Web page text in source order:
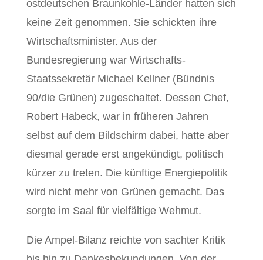
ostdeutschen Braunkohle-Länder hatten sich
keine Zeit genommen. Sie schickten ihre
Wirtschaftsminister. Aus der
Bundesregierung war Wirtschafts-
Staatssekretär Michael Kellner (Bündnis
90/die Grünen) zugeschaltet. Dessen Chef,
Robert Habeck, war in früheren Jahren
selbst auf dem Bildschirm dabei, hatte aber
diesmal gerade erst angekündigt, politisch
kürzer zu treten. Die künftige Energiepolitik
wird nicht mehr von Grünen gemacht. Das
sorgte im Saal für vielfältige Wehmut.
Die Ampel-Bilanz reichte von sachter Kritik